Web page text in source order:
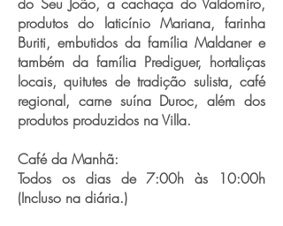
produtos do laticínio Mariana, farinha
Buriti, embutidos da família Maldaner e
também da família Prediguer, hortaliças
locais, quitutes de tradição sulista, café
regional, carne suína Duroc, além dos
produtos produzidos na Villa.
Café da Manhã:
Todos os dias de 7:00h às 10:00h
(Incluso na diária.)